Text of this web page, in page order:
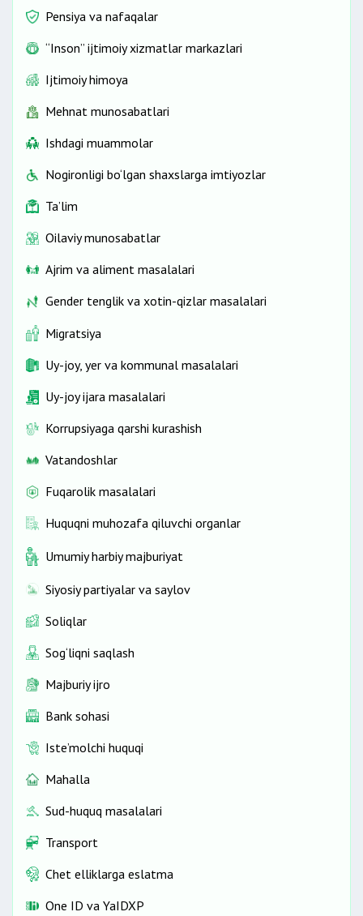
Pensiya va nafaqalar
“Inson” ijtimoiy xizmatlar markazlari
Ijtimoiy himoya
Mehnat munosabatlari
Ishdagi muammolar
Nogironligi bo‘lgan shaxslarga imtiyozlar
Ta’lim
Oilaviy munosabatlar
Ajrim va aliment masalalari
Gender tenglik va xotin-qizlar masalalari
Migratsiya
Uy-joy, yer va kommunal masalalari
Uy-joy ijara masalalari
Korrupsiyaga qarshi kurashish
Vatandoshlar
Fuqarolik masalalari
Huquqni muhozafa qiluvchi organlar
Umumiy harbiy majburiyat
Siyosiy partiyalar va saylov
Soliqlar
Sog‘liqni saqlash
Majburiy ijro
Bank sohasi
Iste’molchi huquqi
Mahalla
Sud-huquq masalalari
Transport
Chet elliklarga eslatma
One ID vа YaIDXP